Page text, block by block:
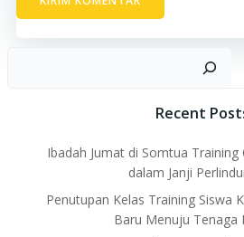
Recent
Ibadah Jumat di Somtua
dalam Janji
Penutupan Kelas Training Siswa
Baru Menuju Tenaga